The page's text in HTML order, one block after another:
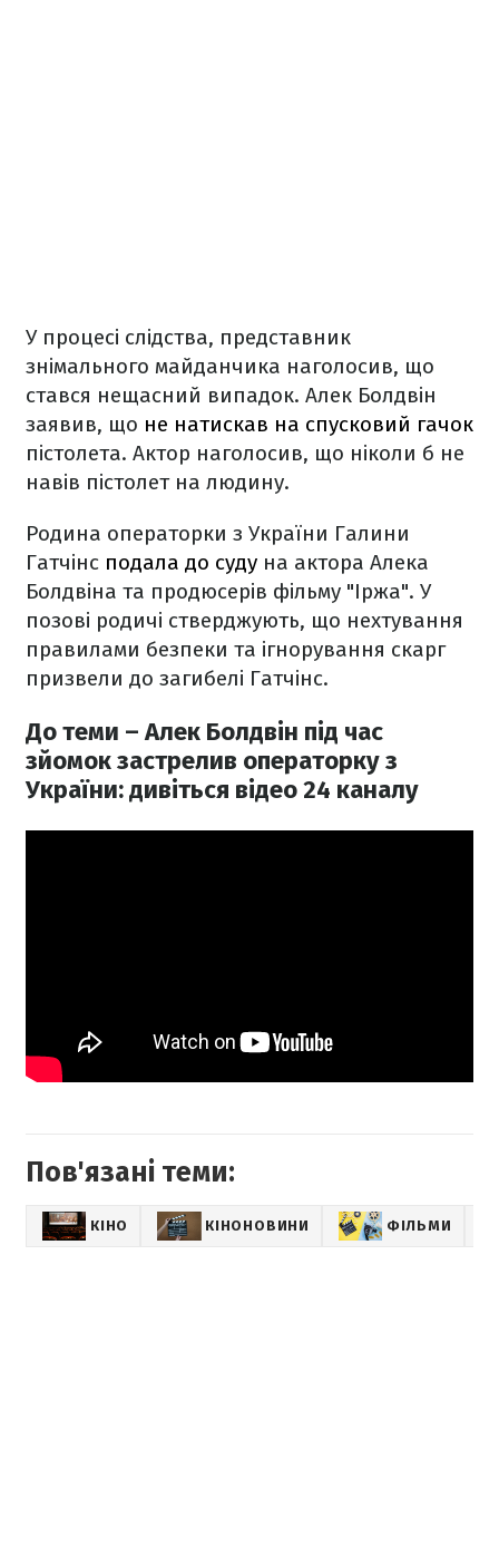
У процесі слідства, представник
знімального майданчика наголосив, що
стався нещасний випадок. Алек Болдвін
заявив, що не натискав на спусковий гачок
пістолета. Актор наголосив, що ніколи б не
навів пістолет на людину.
Родина операторки з України Галини
Гатчінс подала до суду на актора Алека
Болдвіна та продюсерів фільму "Іржа". У
позові родичі стверджують, що нехтування
правилами безпеки та ігнорування скарг
призвели до загибелі Гатчінс.
До теми – Алек Болдвін під час
зйомок застрелив операторку з
України: дивіться відео 24 каналу
Пов'язані теми:
КІНО КІНОНОВИНИ ФІЛЬМИ